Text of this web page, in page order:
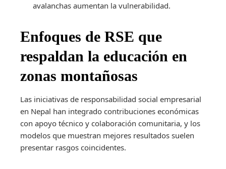
avalanchas aumentan la vulnerabilidad.
Enfoques de RSE que
respaldan la educación en
zonas montañosas
Las iniciativas de responsabilidad social empresarial
en Nepal han integrado contribuciones económicas
con apoyo técnico y colaboración comunitaria, y los
modelos que muestran mejores resultados suelen
presentar rasgos coincidentes.